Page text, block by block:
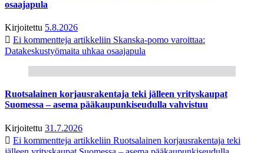
osaajapula
Kirjoitettu 5.8.2026
Ei kommentteja artikkeliin Skanska-pomo varoittaa:
Datakeskustyömaita uhkaa osaajapula
Ruotsalainen korjausrakentaja teki jälleen yrityskaupat
Suomessa – asema pääkaupunkiseudulla vahvistuu
Kirjoitettu 31.7.2026
Ei kommentteja artikkeliin Ruotsalainen korjausrakentaja teki